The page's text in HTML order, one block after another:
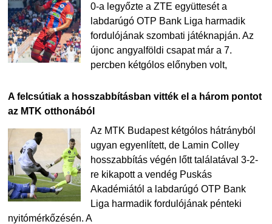
0-a legyőzte a ZTE együttesét a
labdarúgó OTP Bank Liga harmadik
fordulójának szombati játéknapján. Az
újonc angyalföldi csapat már a 7.
percben kétgólos előnyben volt,
A felcsútiak a hosszabbításban vitték el a három pontot
az MTK otthonából
Az MTK Budapest kétgólos hátrányból
ugyan egyenlített, de Lamin Colley
hosszabbítás végén lőtt találatával 3-2-
re kikapott a vendég Puskás
Akadémiától a labdarúgó OTP Bank
Liga harmadik fordulójának pénteki
nyitómérkőzésén. A